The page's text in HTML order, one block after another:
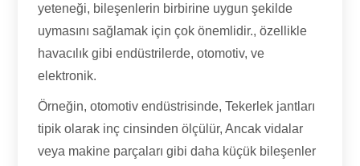
yeteneği, bileşenlerin birbirine uygun şekilde
uymasını sağlamak için çok önemlidir., özellikle
havacılık gibi endüstrilerde, otomotiv, ve
elektronik.
Örneğin, otomotiv endüstrisinde, Tekerlek jantları
tipik olarak inç cinsinden ölçülür, Ancak vidalar
veya makine parçaları gibi daha küçük bileşenler